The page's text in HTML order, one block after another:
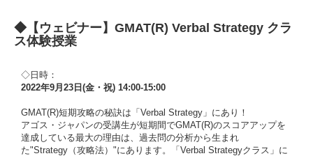
◆【ウェビナー】GMAT(R) Verbal Strategy クラ
ス体験授業
◇日時：
2022年9月23日(金・祝) 14:00-15:00
GMAT(R)短期攻略の秘訣は「Verbal Strategy」にあり！
アゴス・ジャパンの受講生が短期間でGMAT(R)のスコアアップを
達成している最大の理由は、過去問の分析から生まれ
た"Strategy（攻略法）"にあります。「Verbal Strategyクラス」に